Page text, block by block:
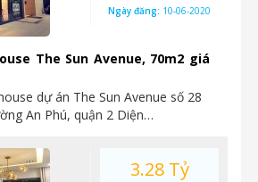
The Sun Avenue, 70m2 giá
dự án The Sun Avenue số 28
An Phú, quận 2 Diện…
Ngày đăng: 10-06-2020
3.28 Tỷ